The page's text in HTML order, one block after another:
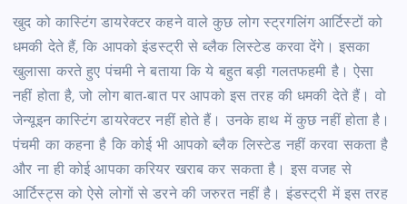
खुद को कास्टिंग डायरेक्टर कहने वाले कुछ लोग स्ट्रगलिंग आर्टिस्टों को
धमकी देते हैं, कि आपको इंडस्ट्री से ब्लैक लिस्टेड करवा देंगे। इसका
खुलासा करते हुए पंचमी ने बताया कि ये बहुत बड़ी गलतफहमी है। ऐसा
नहीं होता है, जो लोग बात-बात पर आपको इस तरह की धमकी देते हैं। वो
जेन्यूइन कास्टिंग डायरेक्टर नहीं होते हैं। उनके हाथ में कुछ नहीं होता है।
पंचमी का कहना है कि कोई भी आपको ब्लैक लिस्टेड नहीं करवा सकता है
और ना ही कोई आपका करियर खराब कर सकता है। इस वजह से
आर्टिस्ट्स को ऐसे लोगों से डरने की जरुरत नहीं है। इंडस्ट्री में इस तरह